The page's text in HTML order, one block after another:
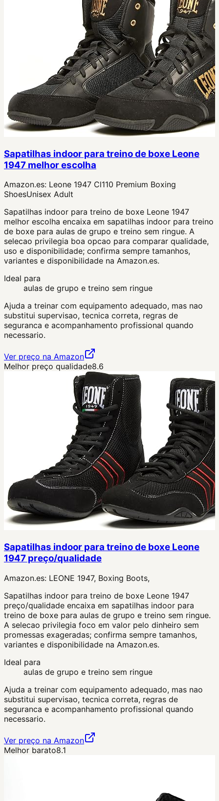
Sapatilhas indoor para treino de boxe Leone
1947 melhor escolha
Amazon.es: Leone 1947 Cl110 Premium Boxing
ShoesUnisex Adult
Sapatilhas indoor para treino de boxe Leone 1947
melhor escolha encaixa em sapatilhas indoor para treino
de boxe para aulas de grupo e treino sem ringue. A
selecao privilegia boa opcao para comparar qualidade,
uso e disponibilidade; confirma sempre tamanhos,
variantes e disponibilidade na Amazon.es.
Ideal para
aulas de grupo e treino sem ringue
Ajuda a treinar com equipamento adequado, mas nao
substitui supervisao, tecnica correta, regras de
seguranca e acompanhamento profissional quando
necessario.
Ver preço na Amazon
Melhor preço qualidade8.6
Sapatilhas indoor para treino de boxe Leone
1947 preço/qualidade
Amazon.es: LEONE 1947, Boxing Boots,
Sapatilhas indoor para treino de boxe Leone 1947
preço/qualidade encaixa em sapatilhas indoor para
treino de boxe para aulas de grupo e treino sem ringue.
A selecao privilegia foco em valor pelo dinheiro sem
promessas exageradas; confirma sempre tamanhos,
variantes e disponibilidade na Amazon.es.
Ideal para
aulas de grupo e treino sem ringue
Ajuda a treinar com equipamento adequado, mas nao
substitui supervisao, tecnica correta, regras de
seguranca e acompanhamento profissional quando
necessario.
Ver preço na Amazon
Melhor barato8.1